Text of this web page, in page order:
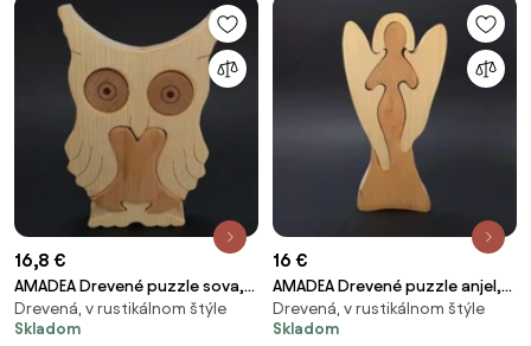
16,8 €
AMADEA Drevené puzzle sova,
masívne drevo dvoch druhov, 15
cm
Drevená, v rustikálnom štýle
Skladom
16 €
AMADEA Drevené puzzle anjel,
masívne drevo dvoch druhov
drevín, 25 cm
Drevená, v rustikálnom štýle
Skladom